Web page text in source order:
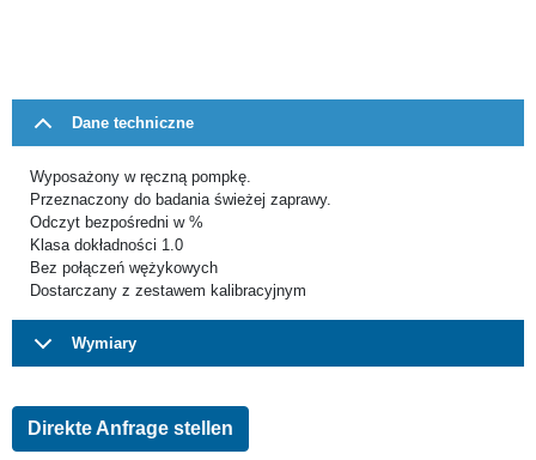
Dane techniczne
Wyposażony w ręczną pompkę.
Przeznaczony do badania świeżej zaprawy.
Odczyt bezpośredni w %
Klasa dokładności 1.0
Bez połączeń wężykowych
Dostarczany z zestawem kalibracyjnym
Wymiary
Direkte Anfrage stellen